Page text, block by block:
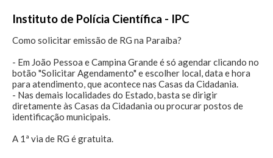
Instituto de Polícia Científica - IPC
Como solicitar emissão de RG na Paraíba?
- Em João Pessoa e Campina Grande é só agendar clicando no
botão "Solicitar Agendamento" e escolher local, data e hora
para atendimento, que acontece nas Casas da Cidadania.
- Nas demais localidades do Estado, basta se dirigir
diretamente às Casas da Cidadania ou procurar postos de
identificação municipais.
A 1ª via de RG é gratuita.